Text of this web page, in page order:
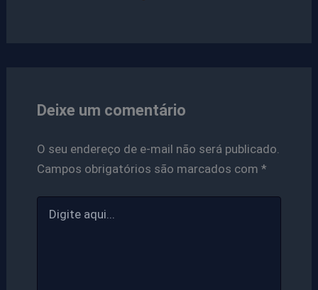
Deixe um comentário
O seu endereço de e-mail não será publicado.
Campos obrigatórios são marcados com *
aqui...